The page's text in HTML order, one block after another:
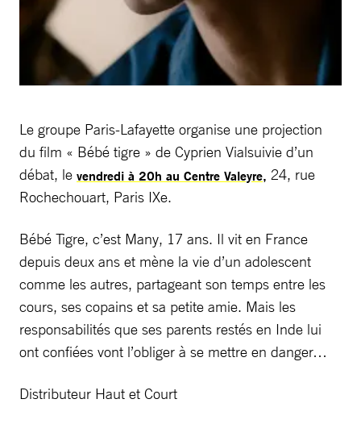
Le groupe Paris-Lafayette organise une projection
du film « Bébé tigre » de Cyprien Vialsuivie d’un
débat, le vendredi à 20h au Centre Valeyre, 24, rue
Rochechouart, Paris IXe.
Bébé Tigre, c’est Many, 17 ans. Il vit en France
depuis deux ans et mène la vie d’un adolescent
comme les autres, partageant son temps entre les
cours, ses copains et sa petite amie. Mais les
responsabilités que ses parents restés en Inde lui
ont confiées vont l’obliger à se mettre en danger…
Distributeur Haut et Court